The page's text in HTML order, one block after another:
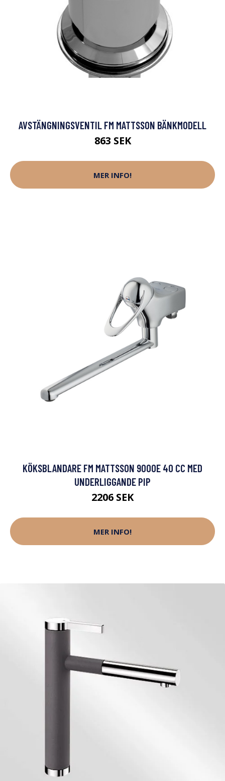
AVSTÄNGNINGSVENTIL FM MATTSSON BÄNKMODELL
863 SEK
MER INFO!
KÖKSBLANDARE FM MATTSSON 9000E 40 CC MED
UNDERLIGGANDE PIP
2206 SEK
MER INFO!